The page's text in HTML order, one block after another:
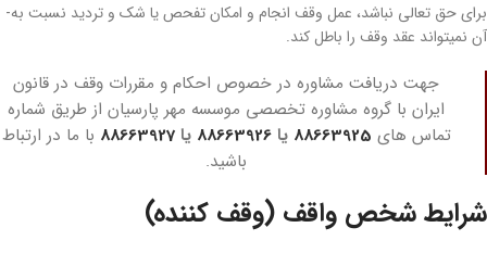
برای حق­ تعالی نباشد، عمل وقف انجام و امکان تفحص یا شک و تردید نسبت به­
آن نمی­تواند عقد وقف را باطل کند.
جهت دریافت مشاوره در خصوص احکام و مقررات وقف در قانون
ایران با گروه مشاوره تخصصی موسسه مهر پارسیان از طریق شماره
تماس های 88663925 یا88663926 یا88663927 با ما در ارتباط
باشید.
شرایط شخص واقف (وقف کننده)